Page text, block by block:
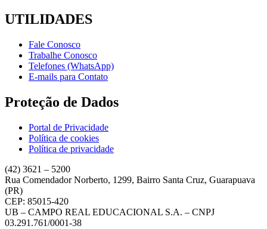
UTILIDADES
Fale Conosco
Trabalhe Conosco
Telefones (WhatsApp)
E-mails para Contato
Proteção de Dados
Portal de Privacidade
Política de cookies
Política de privacidade
(42) 3621 – 5200
Rua Comendador Norberto, 1299, Bairro Santa Cruz, Guarapuava
(PR)
CEP: 85015-420
UB – CAMPO REAL EDUCACIONAL S.A. – CNPJ
03.291.761/0001-38